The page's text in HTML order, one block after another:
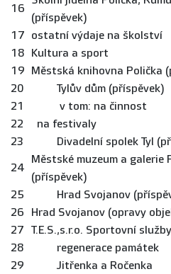
16
(příspěvek)
17 ostatní výdaje na školství
18 Kultura a sport
19 Městská knihovna Polička
20
Tylův dům (příspěvek)
21
v tom: na činnost
22
na festivaly
23
Divadelní spolek Tyl
24
Městské muzeum a galerie
(příspěvek)
25
Hrad Svojanov
26
Hrad Svojanov (opravy
27 T.E.S.,s.r.o. Sportovní
28
regenerace památek
29
Jitřenka a Ročenka